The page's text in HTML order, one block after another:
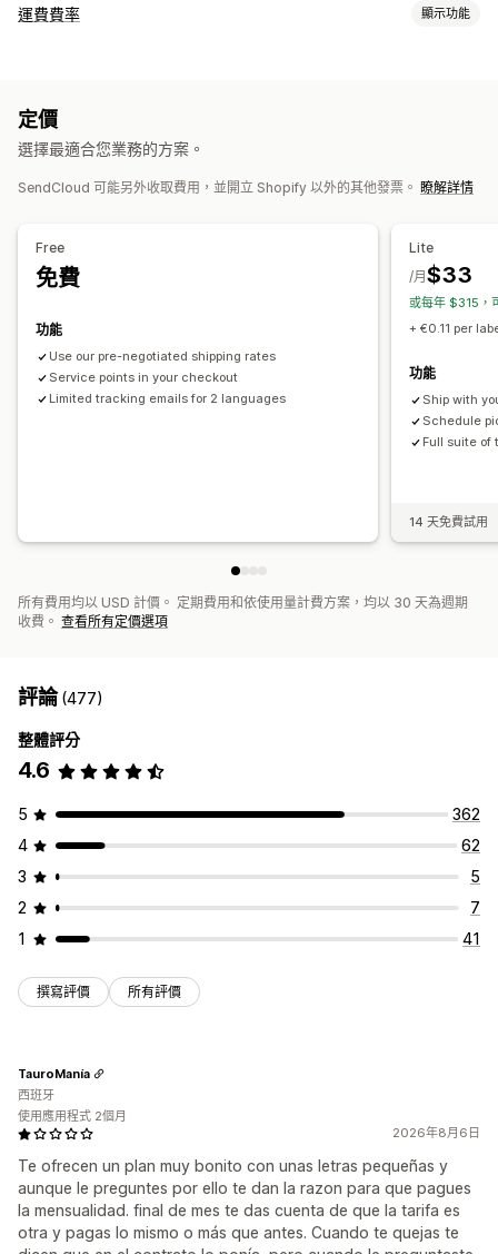
標籤和包材
管理貨件
運送分析
運費費率 顯示功能
定價
選擇最適合您業務的方案。
SendCloud 可能另外收取費用，並開立 Shopify 以外的其他發票。 瞭解詳情
Free
免費
功能
Use our pre-negotiated shipping rates
Service points in your checkout
Limited tracking emails for 2 languages
Lite
$33
/月
或每年 $315，
+ €0.11 per
功能
Ship with
Schedule
Full suite of
14 天免費試用
所有費用均以 USD 計價。 定期費用和依使用量計費方案，均以 30 天為週期
收費。 查看所有定價選項
評論(477)
整體評分
4.6
5
362
4
62
3
5
2
7
1
41
撰寫評價 所有評價
2026年8月6日
Te ofrecen un plan muy bonito con unas letras pequeñas y
aunque le preguntes por ello te dan la razon para que pagues
la mensualidad. final de mes te das cuenta de que la tarifa es
otra y pagas lo mismo o más que antes. Cuando te quejas te
TauroManía
西班牙
使用應用程式 2個月